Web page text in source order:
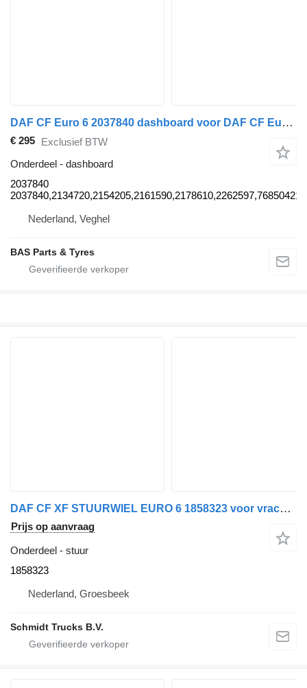
DAF CF Euro 6 2037840 dashboard voor DAF CF Euro 6 vrachtwagen
€ 295 Exclusief BTW
Onderdeel - dashboard
2037840
Nederland, Veghel
BAS Parts & Tyres
DAF CF XF STUURWIEL EURO 6 1858323 voor vrachtwagen
Prijs op aanvraag
Onderdeel - stuur
1858323
Nederland, Groesbeek
Schmidt Trucks B.V.